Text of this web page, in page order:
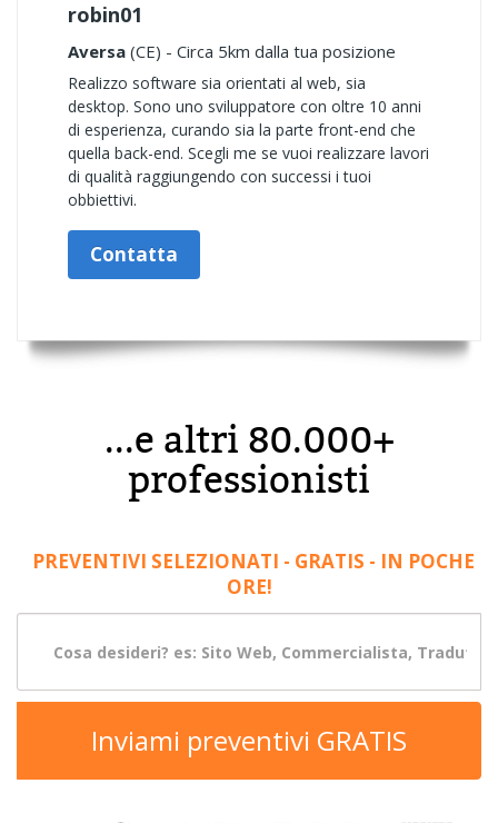
robin01
Aversa (CE) - Circa 5km dalla tua posizione
Realizzo software sia orientati al web, sia
desktop. Sono uno sviluppatore con oltre 10 anni
di esperienza, curando sia la parte front-end che
quella back-end. Scegli me se vuoi realizzare lavori
di qualità raggiungendo con successi i tuoi
obbiettivi.
Contatta
...e altri 80.000+
professionisti
PREVENTIVI SELEZIONATI - GRATIS - IN POCHE
ORE!
Inviami preventivi GRATIS